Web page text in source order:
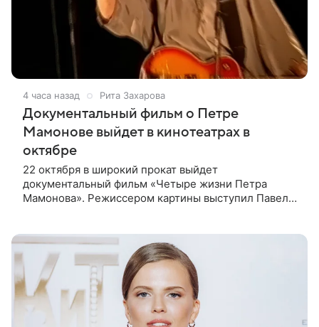
4 часа назад Рита Захарова
Документальный фильм о Петре
Мамонове выйдет в кинотеатрах в
октябре
22 октября в широкий прокат выйдет
документальный фильм «Четыре жизни Петра
Мамонова». Режиссером картины выступил Павел